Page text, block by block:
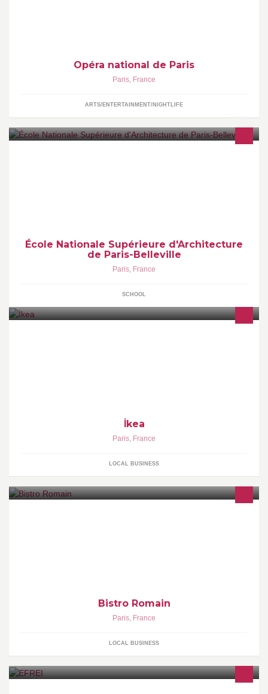
Opéra national de Paris
Paris, France
ARTS/ENTERTAINMENT/NIGHTLIFE
École Nationale Supérieure d'Architecture
de Paris-Belleville
Paris, France
SCHOOL
İkea
Paris, France
LOCAL BUSINESS
Bistro Romain
Paris, France
LOCAL BUSINESS